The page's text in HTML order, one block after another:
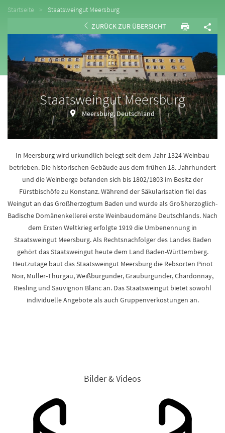
Startseite
Staatsweingut Meersburg
ZURÜCK ZUR ÜBERSICHT
Staatsweingut Meersburg
Meersburg, Deutschland
In Meersburg wird urkundlich belegt seit dem Jahr 1324 Weinbau
betrieben. Die historischen Gebäude aus dem frühen 18. Jahrhundert
und die Weinberge befanden sich bis 1802/1803 im Besitz der
Fürstbischöfe zu Konstanz. Während der Säkularisation fiel das
Weingut an das Großherzogtum Baden und wurde als Großherzoglich-
Badische Domänenkellerei erste Weinbaudomäne Deutschlands. Nach
dem Ersten Weltkrieg erfolgte 1919 die Umbenennung in
Staatsweingut Meersburg. Als Rechtsnachfolger des Landes Baden
gehört das Staatsweingut heute dem Land Baden-Württemberg.
Heutzutage baut das Staatsweingut Meersburg die Rebsorten Pinot
Noir, Müller-Thurgau, Weißburgunder, Grauburgunder, Chardonnay,
Riesling und Sauvignon Blanc an. Das Staatsweingut bietet sowohl
individuelle Angebote als auch Gruppenverkostungen an.
Bilder & Videos